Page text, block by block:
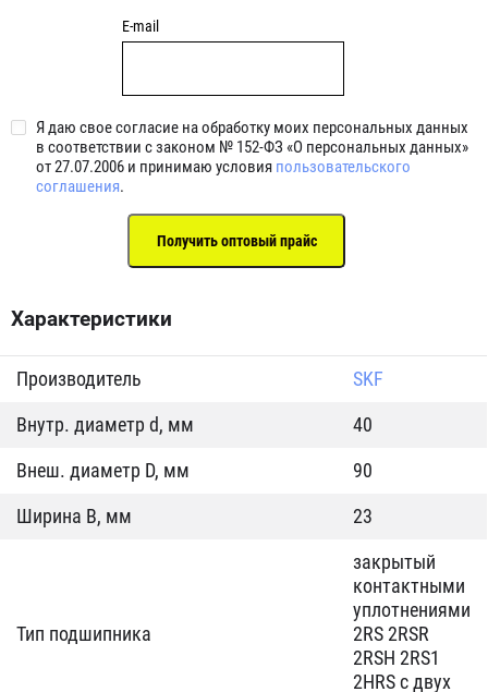
E-mail
Я даю свое согласие на обработку моих персональных данных
в соответствии с законом № 152-ФЗ «О персональных данных»
от 27.07.2006 и принимаю условия пользовательского
соглашения.
Характеристики
Производитель
SKF
Внутр. диаметр d, мм
40
Внеш. диаметр D, мм
90
Ширина B, мм
23
Тип подшипника
закрытый
контактными
уплотнениями
2RS 2RSR
2RSH 2RS1
2HRS с двух